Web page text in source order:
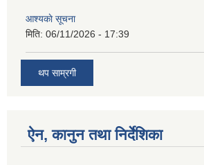
आश्यकाे सूचना
मिति: 06/11/2026 - 17:39
थप साम्रगी
ऐन, कानुन तथा निर्देशिका